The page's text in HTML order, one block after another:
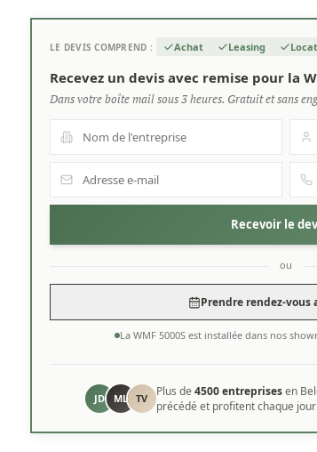
LE DEVIS COMPREND : Achat Leasing
Recevez un devis avec remise pour la
Dans votre boîte mail sous 3 heures. Gratuit et sans
Recevoir le
ou
Prendre rendez-vous
La WMF 5000S est installée dans nos
JD ML TV Plus de4500 entreprisesen
précédé et profitent chaque